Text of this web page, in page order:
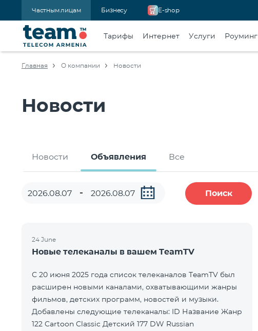
Частным лицам Бизнесу E-shop
Тарифы Интернет Услуги Роуминг
Главная О компании Новости
Новости
Новости Объявления Все
Поиск
24 June
Новые телеканалы в вашем TeamTV
С 20 июня 2025 года список телеканалов TeamTV был
расширен новыми каналами, охватывающими жанры
фильмов, детских программ, новостей и музыки.
Добавлены следующие телеканалы: ID Название Жанр
122 Cartoon Classic Детский 177 DW Russian